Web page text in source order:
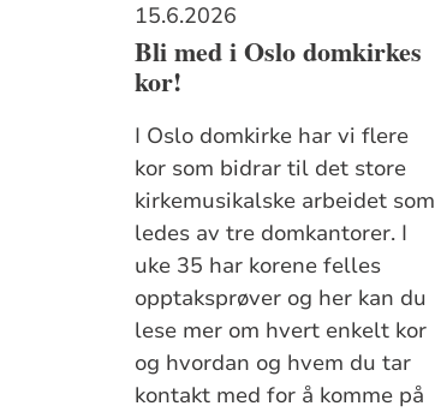
15.6.2026
Bli med i Oslo domkirkes
kor!
I Oslo domkirke har vi flere
kor som bidrar til det store
kirkemusikalske arbeidet som
ledes av tre domkantorer. I
uke 35 har korene felles
opptaksprøver og her kan du
lese mer om hvert enkelt kor
og hvordan og hvem du tar
kontakt med for å komme på